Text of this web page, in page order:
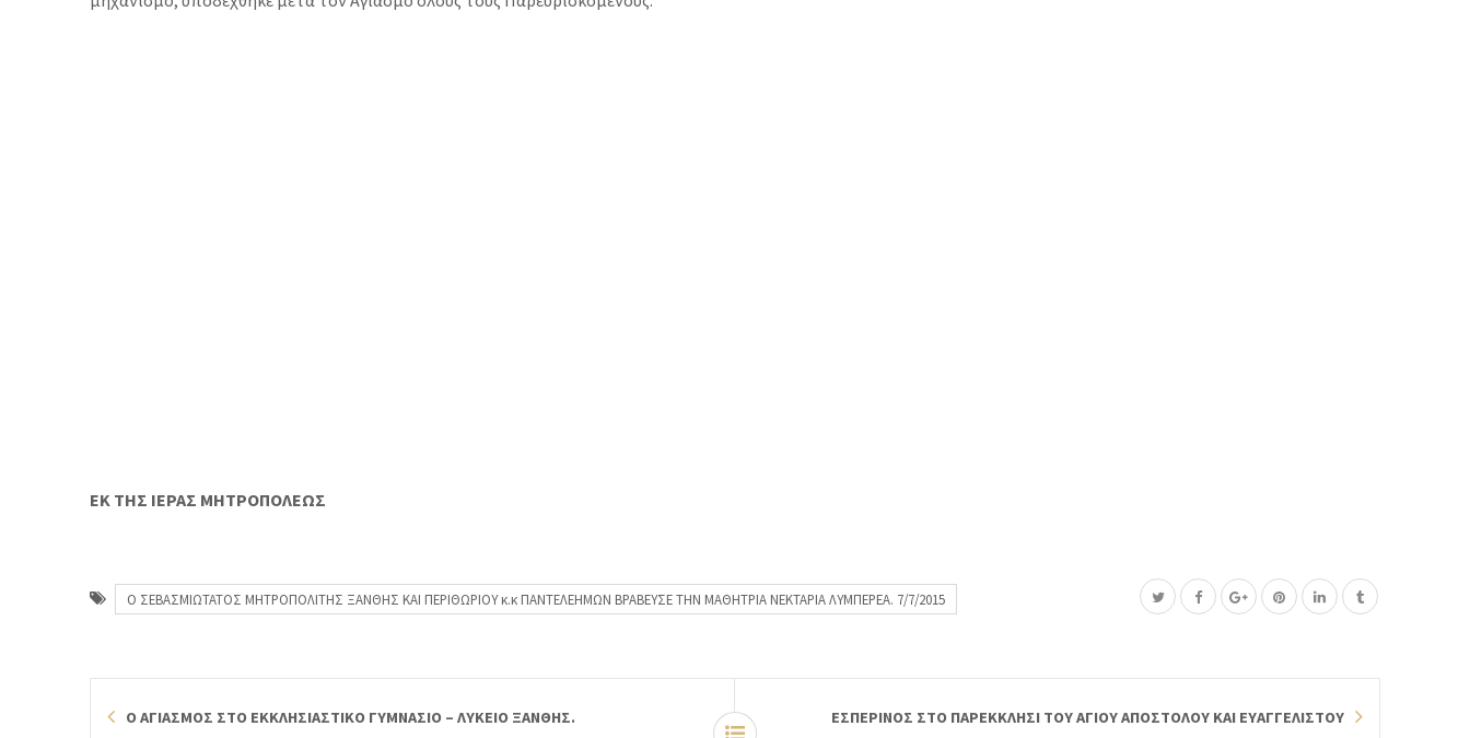
ΕΚ ΤΗΣ ΙΕΡΑΣ ΜΗΤΡΟΠΟΛΕΩΣ
Ο ΣΕΒΑΣΜΙΩΤΑΤΟΣ ΜΗΤΡΟΠΟΛΙΤΗΣ ΞΑΝΘΗΣ ΚΑΙ ΠΕΡΙΘΩΡΙΟΥ κ.κ ΠΑΝΤΕΛΕΗΜΩΝ ΒΡΑΒΕΥΣΕ ΤΗΝ ΜΑΘΗΤΡΙΑ ΝΕΚΤΑΡΙΑ ΛΥΜΠΕΡΕΑ. 7/7/2015
Ο ΑΓΙΑΣΜΟΣ ΣΤΟ ΕΚΚΛΗΣΙΑΣΤΙΚΟ ΓΥΜΝΑΣΙΟ – ΛΥΚΕΙΟ ΞΑΝΘΗΣ.
ΕΣΠΕΡΙΝΟΣ ΣΤΟ ΠΑΡΕΚΚΛΗΣΙ ΤΟΥ ΑΓΙΟΥ ΑΠΟΣΤΟΛΟΥ ΚΑΙ ΕΥΑΓΓΕΛΙΣΤΟΥ